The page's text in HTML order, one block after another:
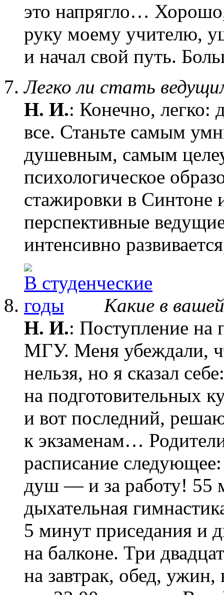
это напрягло…
руку моему учителю,
и начал свой путь.
Легко ли стать
Н. И.: Конечно, легко:
все. Станьте самым
душевным, самым
психологическое
стажировки в
перспективные
интенсивно
Какие в
Н. И.: Поступление на
МГУ. Меня убеждали,
нельзя, но я сказал
на подготовительных
и вот последний,
к экзаменам…
расписание
душ — и за работу! 55
дыхательная
5 минут приседания и
на балконе. Три
на завтрак, обед,